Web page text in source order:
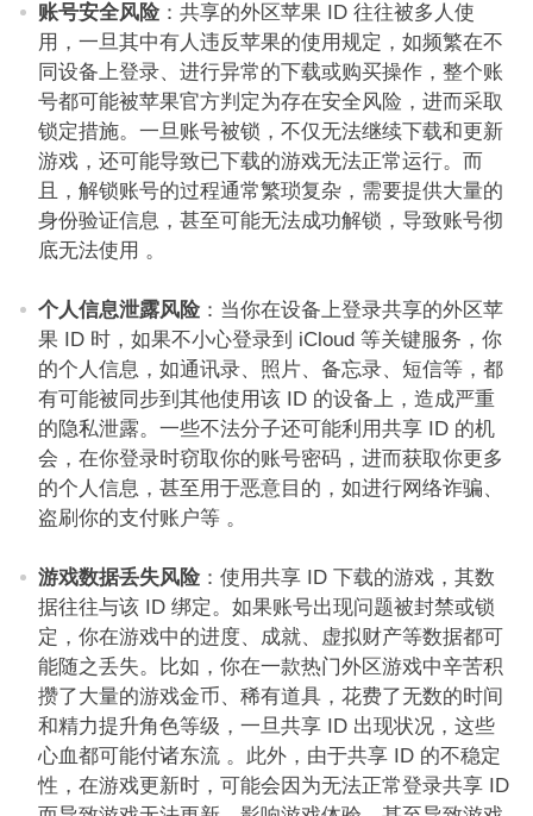
账号安全风险：共享的外区苹果 ID 往往被多人使
用，一旦其中有人违反苹果的使用规定，如频繁在不
同设备上登录、进行异常的下载或购买操作，整个账
号都可能被苹果官方判定为存在安全风险，进而采取
锁定措施。一旦账号被锁，不仅无法继续下载和更新
游戏，还可能导致已下载的游戏无法正常运行。而
且，解锁账号的过程通常繁琐复杂，需要提供大量的
身份验证信息，甚至可能无法成功解锁，导致账号彻
底无法使用 。​
个人信息泄露风险：当你在设备上登录共享的外区苹
果 ID 时，如果不小心登录到 iCloud 等关键服务，你
的个人信息，如通讯录、照片、备忘录、短信等，都
有可能被同步到其他使用该 ID 的设备上，造成严重
的隐私泄露。一些不法分子还可能利用共享 ID 的机
会，在你登录时窃取你的账号密码，进而获取你更多
的个人信息，甚至用于恶意目的，如进行网络诈骗、
盗刷你的支付账户等 。​
游戏数据丢失风险：使用共享 ID 下载的游戏，其数
据往往与该 ID 绑定。如果账号出现问题被封禁或锁
定，你在游戏中的进度、成就、虚拟财产等数据都可
能随之丢失。比如，你在一款热门外区游戏中辛苦积
攒了大量的游戏金币、稀有道具，花费了无数的时间
和精力提升角色等级，一旦共享 ID 出现状况，这些
心血都可能付诸东流 。此外，由于共享 ID 的不稳定
性，在游戏更新时，可能会因为无法正常登录共享 ID